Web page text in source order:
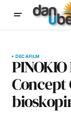
DECAFILM
Concept